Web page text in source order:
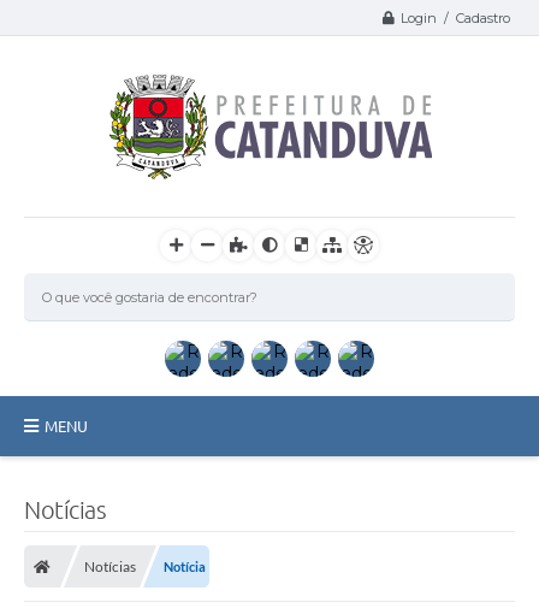
Login / Cadastro
MENU
Licitações / PCA
Notícias
Notícias Notícia